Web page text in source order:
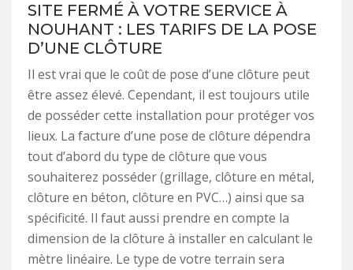
SITE FERMÉ À VOTRE SERVICE À
NOUHANT : LES TARIFS DE LA POSE
D’UNE CLÔTURE
Il est vrai que le coût de pose d’une clôture peut
être assez élevé. Cependant, il est toujours utile
de posséder cette installation pour protéger vos
lieux. La facture d’une pose de clôture dépendra
tout d’abord du type de clôture que vous
souhaiterez posséder (grillage, clôture en métal,
clôture en béton, clôture en PVC…) ainsi que sa
spécificité. Il faut aussi prendre en compte la
dimension de la clôture à installer en calculant le
mètre linéaire. Le type de votre terrain sera